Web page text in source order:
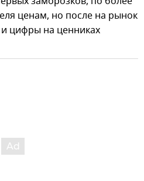
ценам, но после на рынок
цифры на ценниках